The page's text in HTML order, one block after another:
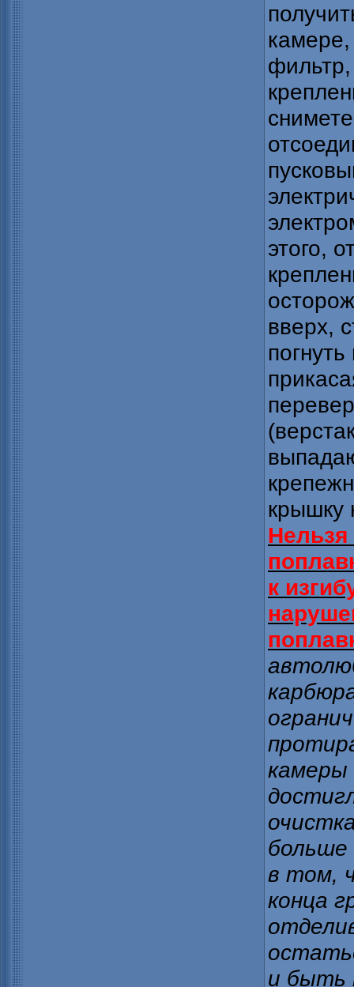
этого,
вверх,
крышку
к
камеры
больше
в том,
конца
и быть